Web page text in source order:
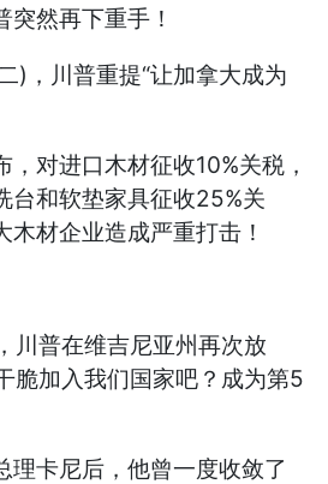
突然再下重手！
)，川普重提“让加拿大成为
对进口木材征收10%关税，
台和软垫家具征收25%关
材企业造成严重打击！
川普在维吉尼亚州再次放
脆加入我们国家吧？成为第5
理卡尼后，他曾一度收敛了